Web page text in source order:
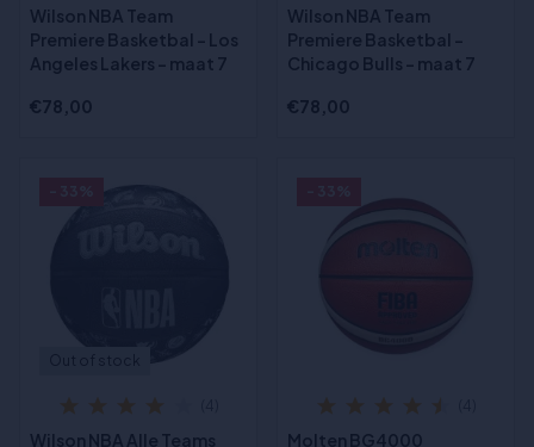
Wilson NBA Team
Premiere Basketbal - Los
Angeles Lakers - maat 7
€78,00
Wilson NBA Team
Premiere Basketbal -
Chicago Bulls - maat 7
€78,00
Wilson NBA Alle Teams
Molten BG4000